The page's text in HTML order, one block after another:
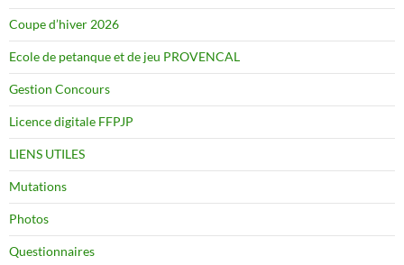
Coupe d’hiver 2026
Ecole de petanque et de jeu PROVENCAL
Gestion Concours
Licence digitale FFPJP
LIENS UTILES
Mutations
Photos
Questionnaires